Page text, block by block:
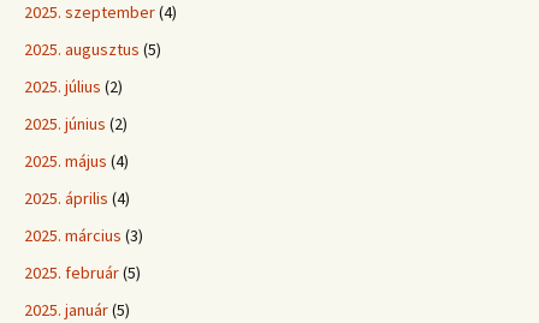
2025. szeptember(4)
2025. augusztus (5)
2025. július (2)
2025. június (2)
2025. május (4)
2025. április (4)
2025. március (3)
2025. február(5)
2025. január(5)